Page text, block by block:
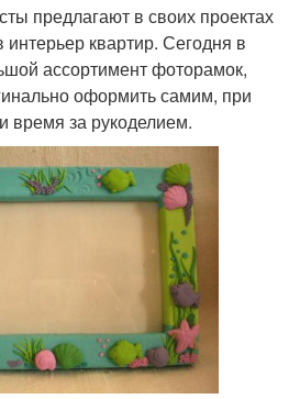
предлагают в своих проектах
квартир. Сегодня в
ассортимент фоторамок,
оформить самим, при
время за рукоделием.